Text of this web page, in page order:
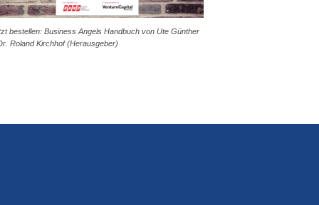
bestellen: Business Angels Handbuch von Ute Günther
Roland Kirchhof (Herausgeber)